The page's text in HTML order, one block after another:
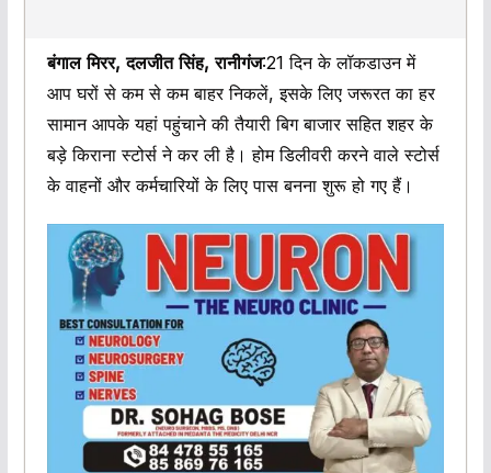
बंगाल मिरर, दलजीत सिंह, रानीगंज:21 दिन के लॉकडाउन में
आप घरों से कम से कम बाहर निकलें, इसके लिए जरूरत का हर
सामान आपके यहां पहुंचाने की तैयारी बिग बाजार सहित शहर के
बड़े किराना स्टोर्स ने कर ली है। होम डिलीवरी करने वाले स्टोर्स
के वाहनों और कर्मचारियों के लिए पास बनना शुरू हो गए हैं।